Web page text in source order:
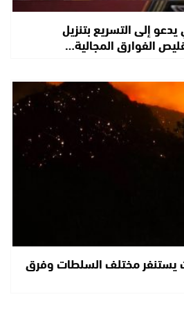
إلى التسريع بتنزيل
الفوارق المجالية…
يستنفر مختلف السلطات وفرق